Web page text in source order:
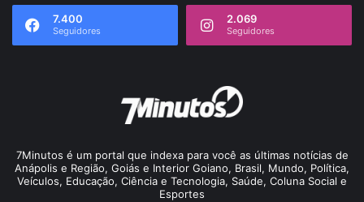
7.400
Seguidores
2.069
Seguidores
7Minutos é um portal que indexa para você as últimas notícias de
Anápolis e Região, Goiás e Interior Goiano, Brasil, Mundo, Política,
Veículos, Educação, Ciência e Tecnologia, Saúde, Coluna Social e
Esportes